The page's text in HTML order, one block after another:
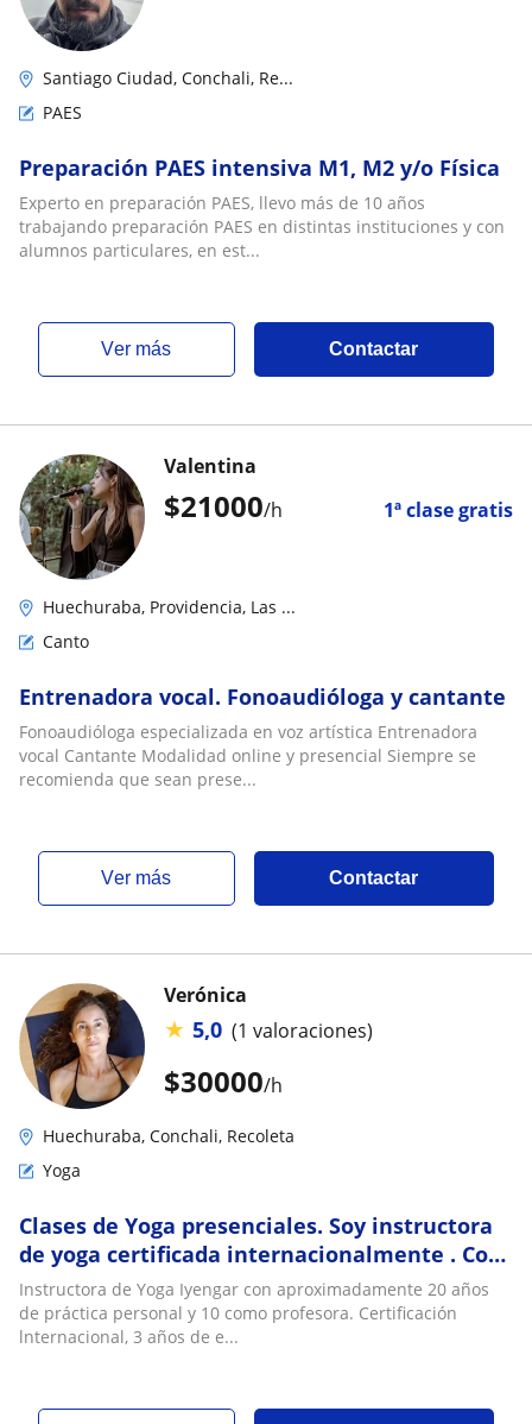
Santiago Ciudad, Conchali, Re...
PAES
Preparación PAES intensiva M1, M2 y/o Física
Experto en preparación PAES, llevo más de 10 años
trabajando preparación PAES en distintas instituciones y con
alumnos particulares, en est...
ver más Contactar
$21000/h 1ª clase gratis
Valentina
Huechuraba, Providencia, Las ...
Canto
Entrenadora vocal. Fonoaudióloga y cantante
Fonoaudióloga especializada en voz artística Entrenadora
vocal Cantante Modalidad online y presencial Siempre se
recomienda que sean prese...
ver más Contactar
$30000/h
Verónica
★ 5,0 (1 valoraciones)
Huechuraba, Conchali, Recoleta
Yoga
Clases de Yoga presenciales. Soy instructora
de yoga certificada internacionalmente . Con
más de 10 años de experiencia
Instructora de Yoga Iyengar con aproximadamente 20 años
de práctica personal y 10 como profesora. Certificación
lnternacional, 3 años de e...